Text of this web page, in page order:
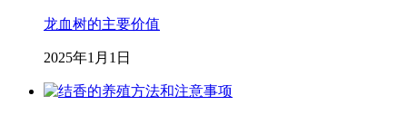
龙血树的主要价值
2025年1月1日